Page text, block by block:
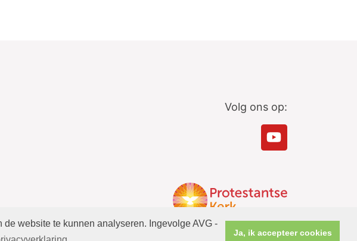
website te kunnen analyseren. Ingevolge AVG -
Ja, ik accepteer cookies
Volg ons op: